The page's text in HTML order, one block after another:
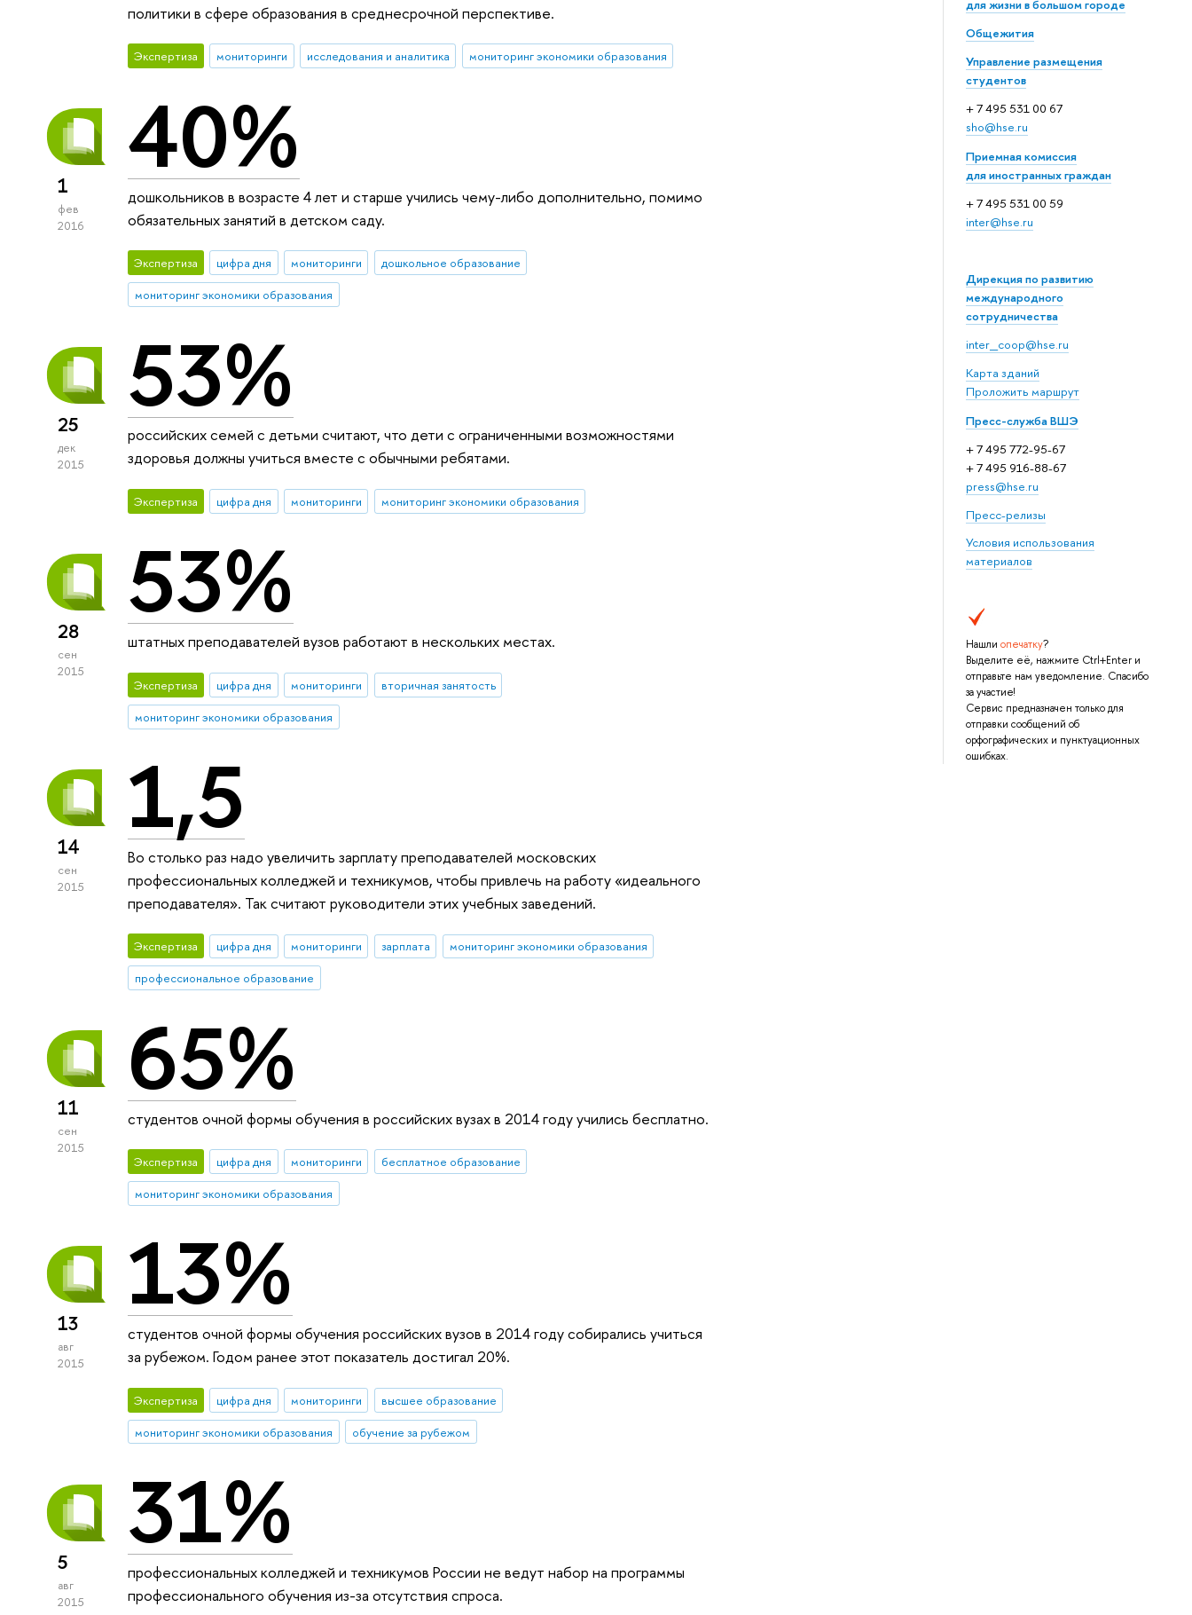
для жизни в большом городе
Общежития
Управление размещения
студентов
+ 7 495 531 00 67
sho@hse.ru
Приемная комиссия
для иностранных граждан
+ 7 495 531 00 59
inter@hse.ru
Дирекция по развитию
международного
сотрудничества
inter_coop@hse.ru
Карта зданий
Проложить маршрут
Пресс-служба ВШЭ
+ 7 495 772-95-67
+ 7 495 916-88-67
press@hse.ru
Пресс-релизы
Условия использования
материалов
Нашли опечатку?
Выделите её, нажмите Ctrl+Enter и
отправьте нам уведомление. Спасибо
за участие!
Сервис предназначен только для
отправки сообщений об
орфографических и пунктуационных
ошибках.
политики в сфере образования в среднесрочной перспективе.
Экспертиза мониторинги исследования и аналитика мониторинг экономики образования
1
фев
2016
40%
дошкольников в возрасте 4 лет и старше учились чему-либо дополнительно, помимо
обязательных занятий в детском саду.
Экспертиза цифра дня мониторинги
дошкольное образование
мониторинг экономики образования
25
дек
2015
53%
российских семей с детьми считают, что дети с ограниченными возможностями
здоровья должны учиться вместе с обычными ребятами.
Экспертиза цифра дня мониторинги мониторинг экономики образования
28
сен
2015
53%
штатных преподавателей вузов работают в нескольких местах.
Экспертиза цифра дня мониторинги
вторичная занятость
мониторинг экономики образования
14
сен
2015
1,5
Во столько раз надо увеличить зарплату преподавателей московских
профессиональных колледжей и техникумов, чтобы привлечь на работу «идеального
преподавателя». Так считают руководители этих учебных заведений.
Экспертиза цифра дня мониторинги зарплата
мониторинг экономики образования
профессиональное образование
11
сен
2015
65%
студентов очной формы обучения в российских вузах в 2014 году учились бесплатно.
Экспертиза цифра дня мониторинги
бесплатное образование
мониторинг экономики образования
13
авг
2015
13%
студентов очной формы обучения российских вузов в 2014 году собирались учиться
за рубежом. Годом ранее этот показатель достигал 20%.
Экспертиза цифра дня мониторинги
высшее образование
мониторинг экономики образования
обучение за рубежом
5
авг
2015
31%
профессиональных колледжей и техникумов России не ведут набор на программы
профессионального обучения из-за отсутствия спроса.